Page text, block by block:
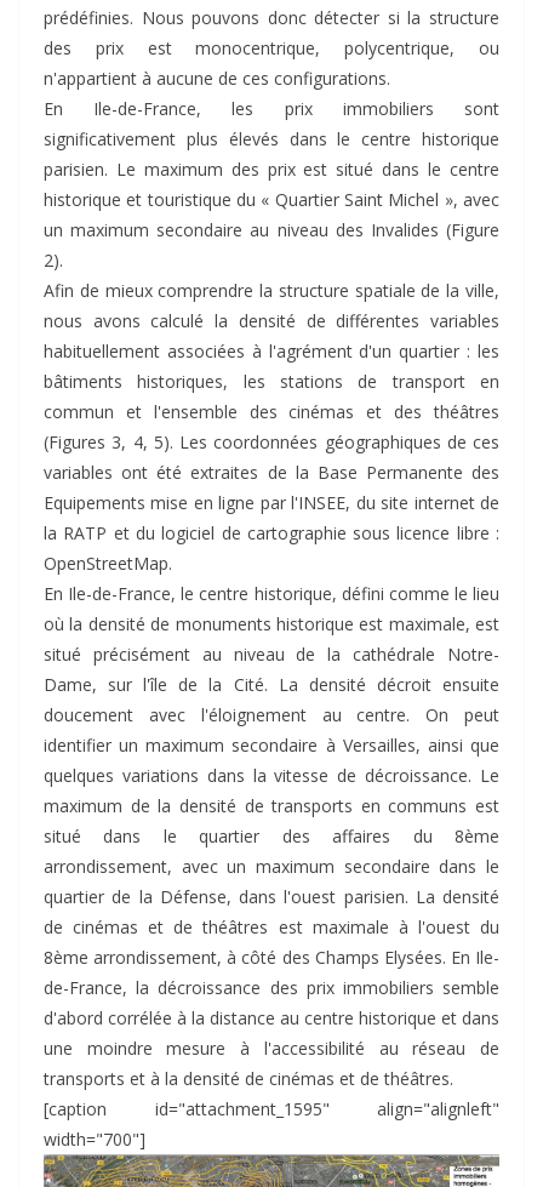
prédéfinies. Nous pouvons donc détecter si la structure
des prix est monocentrique, polycentrique, ou
n'appartient à aucune de ces configurations.
En Ile-de-France, les prix immobiliers sont
significativement plus élevés dans le centre historique
parisien. Le maximum des prix est situé dans le centre
historique et touristique du « Quartier Saint Michel », avec
un maximum secondaire au niveau des Invalides (Figure
2).
Afin de mieux comprendre la structure spatiale de la ville,
nous avons calculé la densité de différentes variables
habituellement associées à l'agrément d'un quartier : les
bâtiments historiques, les stations de transport en
commun et l'ensemble des cinémas et des théâtres
(Figures 3, 4, 5). Les coordonnées géographiques de ces
variables ont été extraites de la Base Permanente des
Equipements mise en ligne par l'INSEE, du site internet de
la RATP et du logiciel de cartographie sous licence libre :
OpenStreetMap.
En Ile-de-France, le centre historique, défini comme le lieu
où la densité de monuments historique est maximale, est
situé précisément au niveau de la cathédrale Notre-
Dame, sur l'île de la Cité. La densité décroit ensuite
doucement avec l'éloignement au centre. On peut
identifier un maximum secondaire à Versailles, ainsi que
quelques variations dans la vitesse de décroissance. Le
maximum de la densité de transports en communs est
situé dans le quartier des affaires du 8ème
arrondissement, avec un maximum secondaire dans le
quartier de la Défense, dans l'ouest parisien. La densité
de cinémas et de théâtres est maximale à l'ouest du
8ème arrondissement, à côté des Champs Elysées. En Ile-
de-France, la décroissance des prix immobiliers semble
d'abord corrélée à la distance au centre historique et dans
une moindre mesure à l'accessibilité au réseau de
transports et à la densité de cinémas et de théâtres.
[caption id="attachment_1595" align="alignleft"
width="700"]